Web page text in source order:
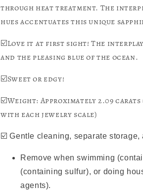
through heat treatment. The
hues accentuates this unique
☑️Love it at first sight! The
and the pleasing blue of the ocean.
☑️Sweet or edgy!
☑️Weight: Approximately 2.09
with each jewelry scale)
☑️ Gentle cleaning, separate
Remove when swimming
(containing sulfur), or doing
agents).